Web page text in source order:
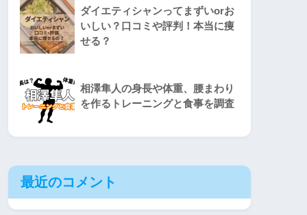
ダイエティシャンってまずいorお
いしい？口コミや評判！本当に痩
せる？
相澤隼人の身長や体重、腰まわり
を作るトレーニングと食事を調査
最近のコメント